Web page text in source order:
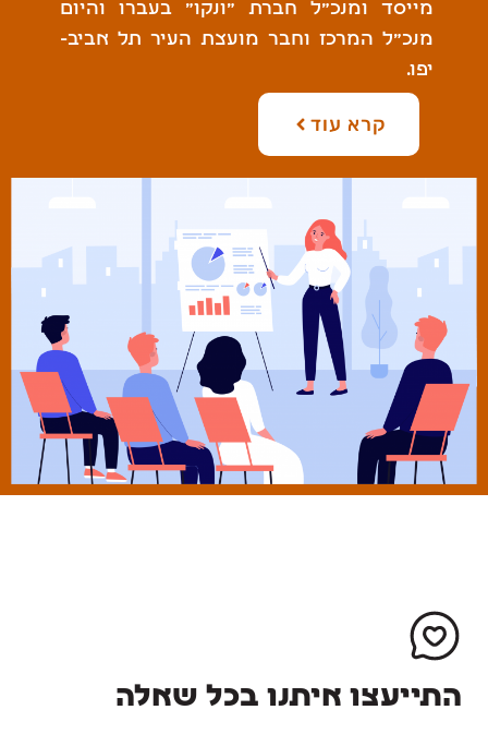
מייסד ומנכ"ל חברת "ונקו" בעברו והיום
מנכ"ל המרכז וחבר מועצת העיר תל אביב-
יפו.
קרא עוד
התייעצו איתנו בכל שאלה